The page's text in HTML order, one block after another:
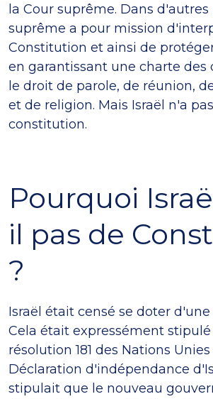
la Cour suprême. Dans d'autres
suprême a pour mission
Constitution et ainsi de
en garantissant une charte des
le droit de parole, de réunion,
et de religion. Mais Israël n'a
constitution.
Pourquoi
il pas de
?
Israël était censé se doter
Cela était expressément stipulé
résolution 181 des Nations
Déclaration d'indépendance
stipulait que le nouveau